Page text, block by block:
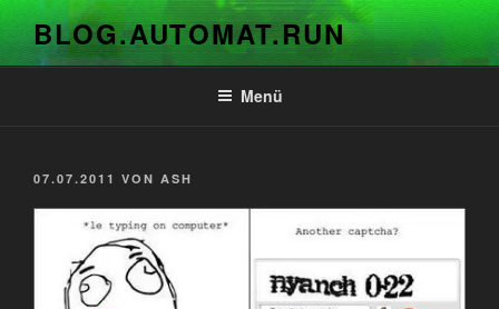
Zum
Inhalt
springen
BLOG.AUTOMAT.RUN
Menü
VERÖFFENTLICHT
07.07.2011 VON ASH